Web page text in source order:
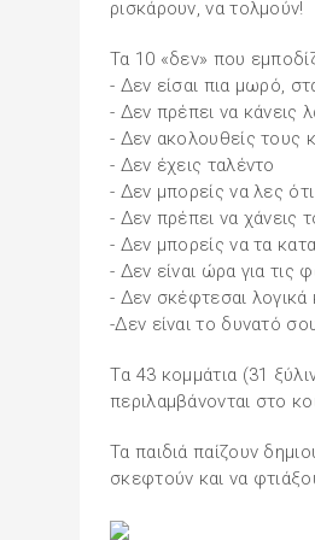
ρισκάρουν, να τολμούν!
Τα 10 «δεν» που
- Δεν είσαι πια μωρό,
- Δεν πρέπει να κάνεις
- Δεν ακολουθείς τους
- Δεν έχεις ταλέντο
- Δεν μπορείς να λες
- Δεν πρέπει να χάνεις
- Δεν μπορείς να τα
- Δεν είναι ώρα για τις
- Δεν σκέφτεσαι λογικά
-Δεν είναι το δυνατό
Tα 43 κομμάτια (31
περιλαμβάνονται στο
Τα παιδιά παίζουν
σκεφτούν και να